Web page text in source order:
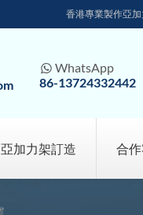
香港專業製作亞
 WhatsApp
86-13724332442
亞加力架訂造 合